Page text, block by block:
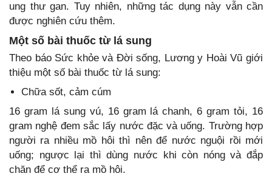
ung thư gan. Tuy nhiên, những tác dụng này vẫn cần
được nghiên cứu thêm.
Một số bài thuốc từ lá sung
Theo báo Sức khỏe và Đời sống, Lương y Hoài Vũ giới
thiệu một số bài thuốc từ lá sung:
Chữa sốt, cảm cúm
16 gram lá sung vú, 16 gram lá chanh, 6 gram tỏi, 16
gram nghệ đem sắc lấy nước đặc và uống. Trường hợp
người ra nhiều mồ hôi thì nên để nước nguội rồi mới
uống; ngược lại thì dùng nước khi còn nóng và đắp
chăn để cơ thể ra mồ hôi.